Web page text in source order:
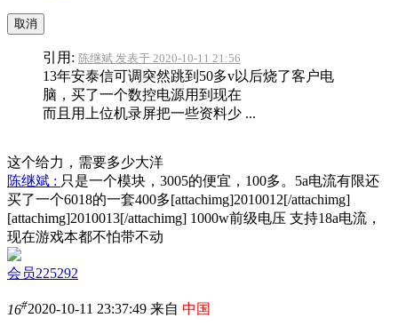
取消
引用: 陈继斌 发表于 2020-10-11 21:56
13年安泰信可调突然跳到50多v以后烧了客户电
脑，买了一个数控电源用到现在
而且用上位机录屏把一些资料少 ...
这个给力，需要多少大洋
陈继斌 : 只是一个模块，3005的便宜，100多。5a电流有限还
买了一个6018的一套400多[attachimg]2010012[/attachimg]
[attachimg]2010013[/attachimg] 1000w前级电压 支持18a电流，
现在游戏本都不怕带不动
会员225292
16#2020-10-11 23:37:49 来自 中国